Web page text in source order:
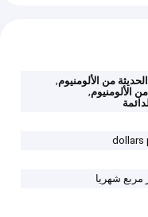
من الألومنيوم,
الألومنيوم,